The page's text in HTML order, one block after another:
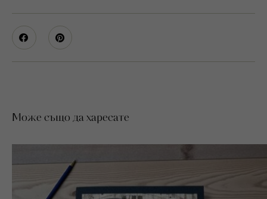
Може също да харесате